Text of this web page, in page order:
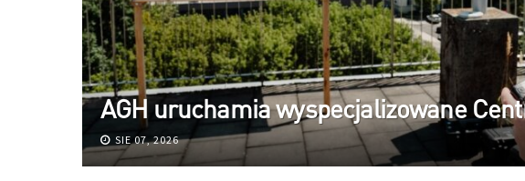
AGH uruchamia wyspecjalizowane
SIE 07, 2026